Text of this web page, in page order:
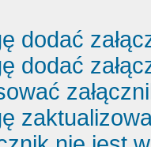
dodać
dodać